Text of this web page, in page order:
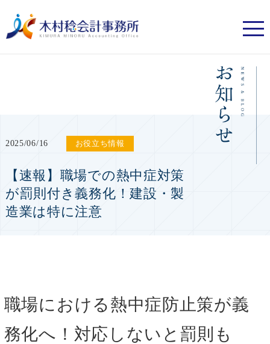
2025/06/16 お役立ち情報
【速報】職場での熱中症対策
が罰則付き義務化！建設・製
造業は特に注意
職場における熱中症防止策が義
務化へ！対応しないと罰則も